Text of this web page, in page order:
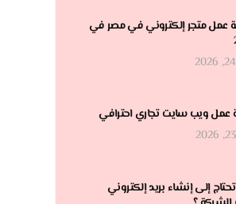
عمل متجر إلكتروني في مصر في
عمل ويب سايت تجاري احترافي
تحتاج إلى إنشاء بريد إلكتروني